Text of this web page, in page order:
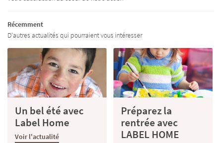
– BRICOLAGE
TARIFS
ACTUALITÉS
AVIS
Restez
INSCRIPTION
Rejoignez-
Récemment
D'autres actualités qui pourraient vous intéresser
Un bel été avec
Label Home
Voir l'actualité
Préparez la
rentrée avec
LABEL HOME